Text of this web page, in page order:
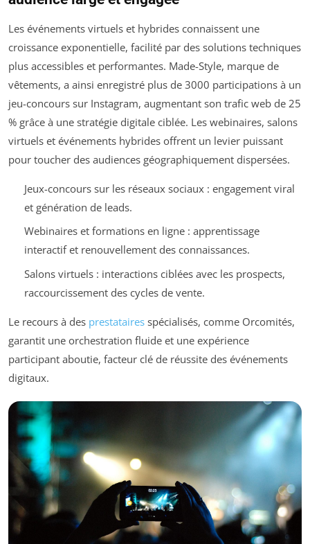
Les événements virtuels et hybrides connaissent une
croissance exponentielle, facilité par des solutions techniques
plus accessibles et performantes. Made-Style, marque de
vêtements, a ainsi enregistré plus de 3000 participations à un
jeu-concours sur Instagram, augmentant son trafic web de 25
% grâce à une stratégie digitale ciblée. Les webinaires, salons
virtuels et événements hybrides offrent un levier puissant
pour toucher des audiences géographiquement dispersées.
Jeux-concours sur les réseaux sociaux : engagement viral
et génération de leads.
Webinaires et formations en ligne : apprentissage
interactif et renouvellement des connaissances.
Salons virtuels : interactions ciblées avec les prospects,
raccourcissement des cycles de vente.
Le recours à des prestataires spécialisés, comme Orcomités,
garantit une orchestration fluide et une expérience
participant aboutie, facteur clé de réussite des événements
digitaux.